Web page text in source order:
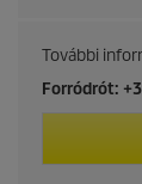
További
Forródrót: